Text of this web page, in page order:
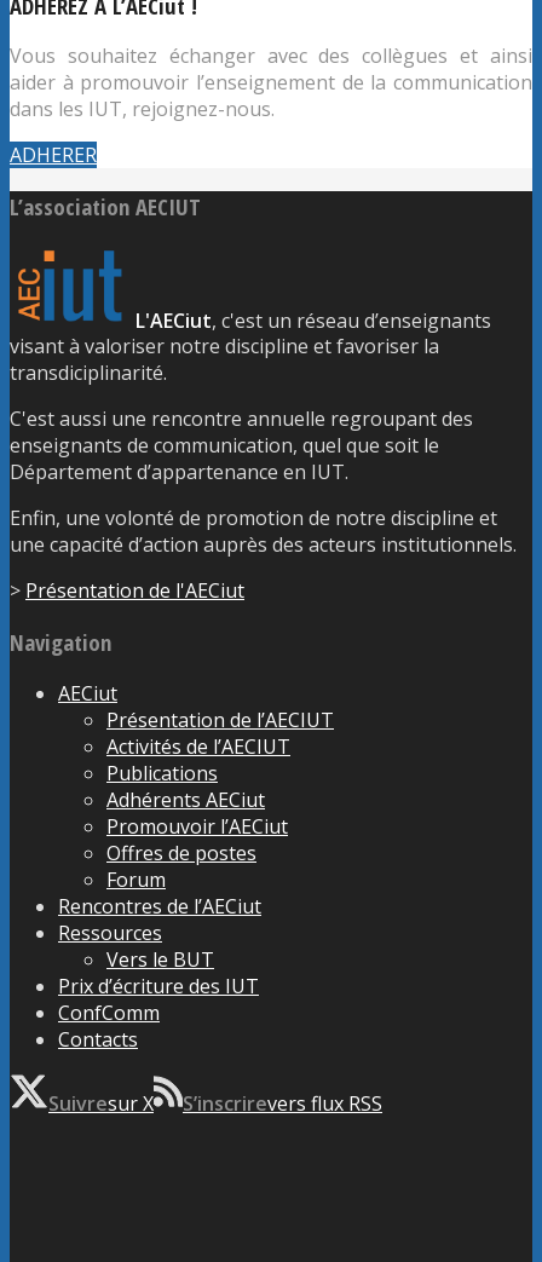
Vous souhaitez échanger avec des collègues et ainsi
aider à promouvoir l’enseignement de la communication
dans les IUT, rejoignez-nous.
ADHERER
L’association AECIUT
L'AECiut, c'est un réseau d’enseignants
visant à valoriser notre discipline et favoriser la
transdiciplinarité.
C'est aussi une rencontre annuelle regroupant des
enseignants de communication, quel que soit le
Département d’appartenance en IUT.
Enfin, une volonté de promotion de notre discipline et
une capacité d’action auprès des acteurs institutionnels.
> Présentation de l'AECiut
Navigation
AECiut
Présentation de l’AECIUT
Activités de l’AECIUT
Publications
Adhérents AECiut
Promouvoir l’AECiut
Offres de postes
Forum
Rencontres de l’AECiut
Ressources
Vers le BUT
Prix d’écriture des IUT
ConfComm
Contacts
Suivresur X S’inscrirevers flux RSS